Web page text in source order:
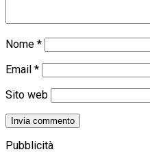
Nome *
Email *
Sito web
Pubblicità